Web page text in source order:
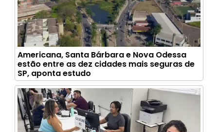
Americana, Santa Bárbara e Nova Odessa
estão entre as dez cidades mais seguras de
SP, aponta estudo